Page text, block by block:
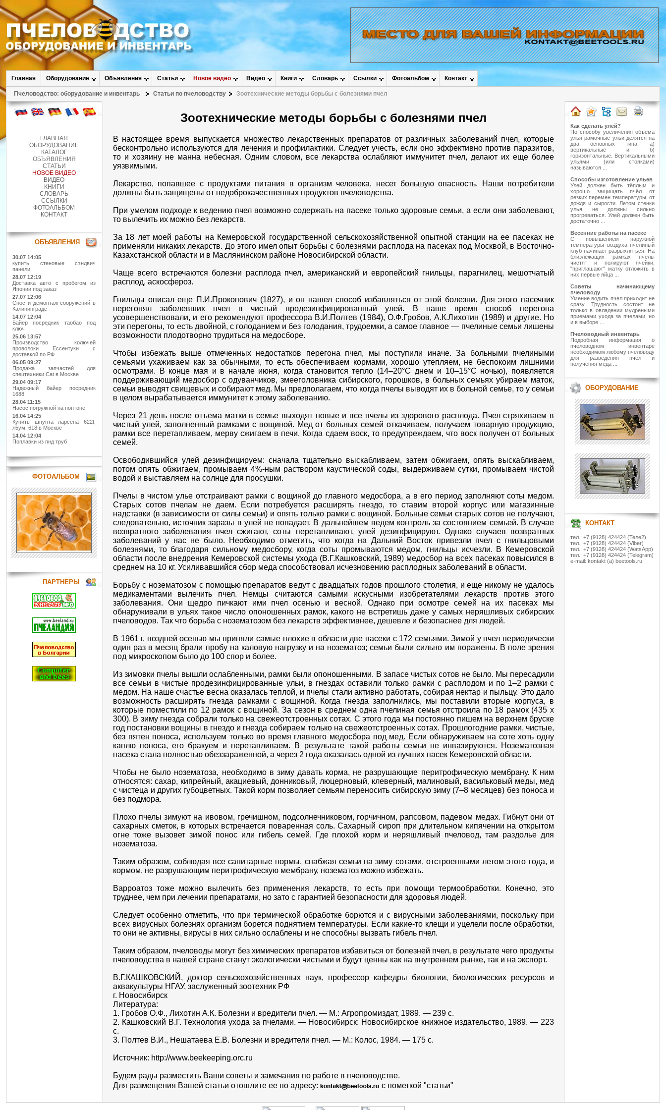
Главная Оборудование Объявления Статьи Новое видео Видео Книги Словарь Ссылки Фотоальбом Контакт
Пчеловодство: оборудование и инвентарь Статьи по пчеловодству Зоотехнические методы борьбы с болезнями пчел
ГЛАВНАЯ
ОБОРУДОВАНИЕ
КАТАЛОГ
ОБЪЯВЛЕНИЯ
СТАТЬИ
НОВОЕ ВИДЕО
ВИДЕО
КНИГИ
СЛОВАРЬ
ССЫЛКИ
ФОТОАЛЬБОМ
КОНТАКТ
ОБЪЯВЛЕНИЯ
30.07 14:05
купить стеновые сэндвич
панели
28.07 12:19
Доставка авто с пробегом из
Японии под заказ
27.07 12:06
Снос и демонтаж сооружений в
Калининграде
14.07 12:04
Байер посредник таобао под
ключ
25.06 13:57
Производство колючей
проволоки Ессентуки с
доставкой по РФ
06.05 09:27
Продажа запчастей для
спецтехники Cat в Москве
29.04 09:17
Надежный байер посредник
1688
28.04 11:15
Насос погружной на понтоне
16.04 14:25
Купить шпунта ларсена 622t,
л5ум, 618 в Москве
14.04 12:04
Поплавки из пнд труб
ФОТОАЛЬБОМ
ПАРТНЕРЫ
Зоотехнические методы борьбы с болезнями пчел
В настоящее время выпускается множество лекарственных препаратов от различных заболеваний пчел, которые
бесконтрольно используются для лечения и профилактики. Следует учесть, если оно эффективно против паразитов,
то и хозяину не манна небесная. Одним словом, все лекарства ослабляют иммунитет пчел, делают их еще более
уязвимыми.
Лекарство, попавшее с продуктами питания в организм человека, несет большую опасность. Наши потребители
должны быть защищены от недоброкачественных продуктов пчеловодства.
При умелом подходе к ведению пчел возможно содержать на пасеке только здоровые семьи, а если они заболевают,
то вылечить их можно без лекарств.
За 18 лет моей работы на Кемеровской государственной сельскохозяйственной опытной станции на ее пасеках не
применяли никаких лекарств. До этого имел опыт борьбы с болезнями расплода на пасеках под Москвой, в Восточно-
Казахстанской области и в Маслянинском районе Новосибирской области.
Чаще всего встречаются болезни расплода пчел, американский и европейский гнильцы, парагнилец, мешотчатый
расплод, аскосфероз.
Гнильцы описал еще П.И.Прокопович (1827), и он нашел способ избавляться от этой болезни. Для этого пасечник
перегонял заболевших пчел в чистый продезинфицированный улей. В наше время способ перегона
усовершенствовали, и его рекомендуют профессора В.И.Полтев (1984), О.Ф.Гробов, А.К.Лихотин (1989) и другие. Но
эти перегоны, то есть двойной, с голоданием и без голодания, трудоемки, а самое главное — пчелиные семьи лишены
возможности плодотворно трудиться на медосборе.
Чтобы избежать выше отмеченных недостатков перегона пчел, мы поступили иначе. За больными пчелиными
семьями ухаживаем как за обычными, то есть обеспечиваем кормами, хорошо утепляем, не беспокоим лишними
осмотрами. В конце мая и в начале июня, когда становится тепло (14–20°С днем и 10–15°С ночью), появляется
поддерживающий медосбор с одуванчиков, змееголовника сибирского, горошков, в больных семьях убираем маток,
семьи выводят свищевых и собирают мед. Мы предполагаем, что когда пчелы выводят их в больной семье, то у семьи
в целом вырабатывается иммунитет к этому заболеванию.
Через 21 день после отъема матки в семье выходят новые и все пчелы из здорового расплода. Пчел стряхиваем в
чистый улей, заполненный рамками с вощиной. Мед от больных семей откачиваем, получаем товарную продукцию,
рамки все перетапливаем, мерву сжигаем в печи. Когда сдаем воск, то предупреждаем, что воск получен от больных
семей.
Освободившийся улей дезинфицируем: сначала тщательно выскабливаем, затем обжигаем, опять выскабливаем,
потом опять обжигаем, промываем 4%-ным раствором каустической соды, выдерживаем сутки, промываем чистой
водой и выставляем на солнце для просушки.
Пчелы в чистом улье отстраивают рамки с вощиной до главного медосбора, а в его период заполняют соты медом.
Старых сотов пчелам не даем. Если потребуется расширять гнездо, то ставим второй корпус или магазинные
надставки (в зависимости от силы семьи) и опять только рамки с вощиной. Больные семьи старых сотов не получают,
следовательно, источник заразы в улей не попадает. В дальнейшем ведем контроль за состоянием семьей. В случае
возвратного заболевания пчел сжигают, соты перетапливают, улей дезинфицируют. Однако случаев возвратных
заболеваний у нас не было. Необходимо отметить, что когда на Дальний Восток привезли пчел с гнильцовыми
болезнями, то благодаря сильному медосбору, когда соты промываются медом, гнильцы исчезли. В Кемеровской
области после внедрения Кемеровской системы ухода (В.Г.Кашковский, 1989) медосбор на всех пасеках повысился в
среднем на 10 кг. Усиливавшийся сбор меда способствовал исчезновению расплодных заболеваний в области.
Борьбу с нозематозом с помощью препаратов ведут с двадцатых годов прошлого столетия, и еще никому не удалось
медикаментами вылечить пчел. Немцы считаются самыми искусными изобретателями лекарств против этого
заболевания. Они щедро пичкают ими пчел осенью и весной. Однако при осмотре семей на их пасеках мы
обнаруживали в ульях такое число опоношенных рамок, какого не встретишь даже у самых неряшливых сибирских
пчеловодов. Так что борьба с нозематозом без лекарств эффективнее, дешевле и безопаснее для людей.
В 1961 г. поздней осенью мы приняли самые плохие в области две пасеки с 172 семьями. Зимой у пчел периодически
один раз в месяц брали пробу на каловую нагрузку и на нозематоз; семьи были сильно им поражены. В поле зрения
под микроскопом было до 100 спор и более.
Из зимовки пчелы вышли ослабленными, рамки были опоношенными. В запасе чистых сотов не было. Мы пересадили
все семьи в чистые продезинфицированные ульи, в гнездах оставили только рамки с расплодом и по 1–2 рамки с
медом. На наше счастье весна оказалась теплой, и пчелы стали активно работать, собирая нектар и пыльцу. Это дало
возможность расширять гнезда рамками с вощиной. Когда гнезда заполнились, мы поставили вторые корпуса, в
которые поместили по 12 рамок с вощиной. За сезон в среднем одна пчелиная семья отстроила по 18 рамок (435 х
300). В зиму гнезда собрали только на свежеотстроенных сотах. С этого года мы постоянно пишем на верхнем бруске
год постановки вощины в гнездо и гнезда собираем только на свежеотстроенных сотах. Прошлогодние рамки, чистые,
без пятен поноса, используем только во время главного медосбора под мед. Если обнаруживаем на соте хоть одну
каплю поноса, его бракуем и перетапливаем. В результате такой работы семьи не инвазируются. Нозематозная
пасека стала полностью обеззараженной, а через 2 года оказалась одной из лучших пасек Кемеровской области.
Чтобы не было нозематоза, необходимо в зиму давать корма, не разрушающие перитрофическую мембрану. К ним
относятся: сахар, кипрейный, акациевый, донниковый, люцерновый, клеверный, малиновый, васильковый меды, мед
с чистеца и других губоцветных. Такой корм позволяет семьям переносить сибирскую зиму (7–8 месяцев) без поноса и
без подмора.
Плохо пчелы зимуют на ивовом, гречишном, подсолнечниковом, горчичном, рапсовом, падевом медах. Гибнут они от
сахарных сметок, в которых встречается поваренная соль. Сахарный сироп при длительном кипячении на открытом
огне тоже вызовет зимой понос или гибель семей. Где плохой корм и неряшливый пчеловод, там раздолье для
нозематоза.
Таким образом, соблюдая все санитарные нормы, снабжая семьи на зиму сотами, отстроенными летом этого года, и
кормом, не разрушающим перитрофическую мембрану, нозематоз можно избежать.
Варроатоз тоже можно вылечить без применения лекарств, то есть при помощи термообработки. Конечно, это
труднее, чем при лечении препаратами, но зато с гарантией безопасности для здоровья людей.
Следует особенно отметить, что при термической обработке борются и с вирусными заболеваниями, поскольку при
всех вирусных болезнях организм борется поднятием температуры. Если какие-то клещи и уцелели после обработки,
то они не активны, вирусы в них сильно ослаблены и не способны вызвать гибель пчел.
Таким образом, пчеловоды могут без химических препаратов избавиться от болезней пчел, в результате чего продукты
пчеловодства в нашей стране станут экологически чистыми и будут ценны как на внутреннем рынке, так и на экспорт.
В.Г.КАШКОВСКИЙ, доктор сельскохозяйственных наук, профессор кафедры биологии, биологических ресурсов и
аквакультуры НГАУ, заслуженный зоотехник РФ
г. Новосибирск
Литература:
1. Гробов О.Ф., Лихотин А.К. Болезни и вредители пчел. — М.: Агропромиздат, 1989. — 239 с.
2. Кашковский В.Г. Технология ухода за пчелами. — Новосибирск: Новосибирское книжное издательство, 1989. — 223
с.
3. Полтев В.И., Нешатаева Е.В. Болезни и вредители пчел. — М.: Колос, 1984. — 175 с.
Источник: http://www.beekeeping.orc.ru
Будем рады разместить Ваши советы и замечания по работе в пчеловодстве.
Для размещения Вашей статьи отошлите ее по адресу:
с пометкой "статьи"
Как сделать улей?
По способу увеличения объема
улья рамочные ульи делятся на
два основных типа: а)
вертикальные и б)
горизонтальные. Вертикальными
ульями (или стояками)
называются ...
Способы изготовление ульев
Улей должен быть тёплым и
хорошо защищать пчёл от
резких перемен температуры, от
дождя и сырости. Летом стенки
улья не должны сильно
прогреваться. Улей должен быть
достаточно ...
Весенние работы на пасеке
С повышением наружной
температуры воздуха пчелиный
клуб начинает разрыхляться. На
близлежащих рамках пчелы
чистят и полируют ячейки,
"приглашают" матку отложить в
них первые яйца ...
Советы начинающему
пчеловоду
Умение водить пчел приходит не
сразу. Трудность состоит не
только в овладении мудреными
приемами ухода за пчелами, но
и в выборе ...
Пчеловодный инвентарь
Подробная информация о
пчеловодном инвентаре
необходимом любому пчеловоду
для разведения пчел и
получения меда ...
ОБОРУДОВАНИЕ
КОНТАКТ
тел.: +7 (9128) 424424 (Теле2)
тел.: +7 (9128) 424424 (Viber)
тел.: +7 (9128) 424424 (WatsApp)
тел.: +7 (9128) 424424 (Telegram)
e-mail: kontakt (a) beetools.ru